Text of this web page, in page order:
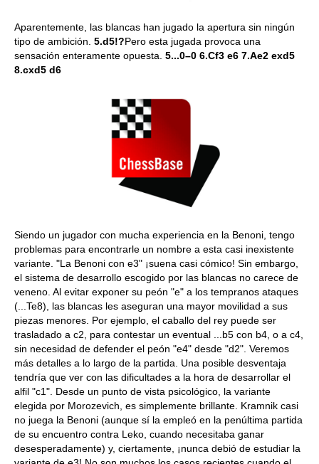
Aparentemente, las blancas han jugado la apertura sin ningún
tipo de ambición. 5.d5!?Pero esta jugada provoca una
sensación enteramente opuesta. 5...0–0 6.Cf3 e6 7.Ae2 exd5
8.cxd5 d6
Siendo un jugador con mucha experiencia en la Benoni, tengo
problemas para encontrarle un nombre a esta casi inexistente
variante. "La Benoni con e3" ¡suena casi cómico! Sin embargo,
el sistema de desarrollo escogido por las blancas no carece de
veneno. Al evitar exponer su peón "e" a los tempranos ataques
(...Te8), las blancas les aseguran una mayor movilidad a sus
piezas menores. Por ejemplo, el caballo del rey puede ser
trasladado a c2, para contestar un eventual ...b5 con b4, o a c4,
sin necesidad de defender el peón "e4" desde "d2". Veremos
más detalles a lo largo de la partida. Una posible desventaja
tendría que ver con las dificultades a la hora de desarrollar el
alfil "c1". Desde un punto de vista psicológico, la variante
elegida por Morozevich, es simplemente brillante. Kramnik casi
no juega la Benoni (aunque sí la empleó en la penúltima partida
de su encuentro contra Leko, cuando necesitaba ganar
desesperadamente) y, ciertamente, ¡nunca debió de estudiar la